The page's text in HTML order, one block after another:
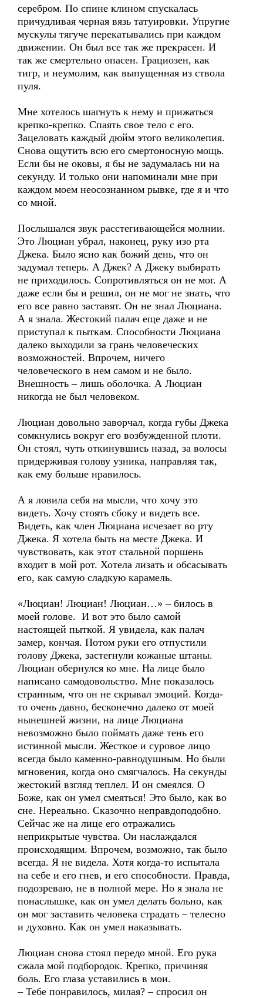
серебром. По спине клином спускалась
причудливая черная вязь татуировки. Упругие
мускулы тягуче перекатывались при каждом
движении. Он был все так же прекрасен. И
так же смертельно опасен. Грациозен, как
тигр, и неумолим, как выпущенная из ствола
пуля.
Мне хотелось шагнуть к нему и прижаться
крепко-крепко. Спаять свое тело с его.
Зацеловать каждый дюйм этого великолепия.
Снова ощутить всю его смертоносную мощь.
Если бы не оковы, я бы не задумалась ни на
секунду. И только они напоминали мне при
каждом моем неосознанном рывке, где я и что
со мной.
Послышался звук расстегивающейся молнии.
Это Люциан убрал, наконец, руку изо рта
Джека. Было ясно как божий день, что он
задумал теперь. А Джек? А Джеку выбирать
не приходилось. Сопротивляться он не мог. А
даже если бы и решил, он не мог не знать, что
его все равно заставят. Он не знал Люциана.
А я знала. Жестокий палач еще даже и не
приступал к пыткам. Способности Люциана
далеко выходили за грань человеческих
возможностей. Впрочем, ничего
человеческого в нем самом и не было.
Внешность – лишь оболочка. А Люциан
никогда не был человеком.
Люциан довольно заворчал, когда губы Джека
сомкнулись вокруг его возбужденной плоти.
Он стоял, чуть откинувшись назад, за волосы
придерживая голову узника, направляя так,
как ему больше нравилось.
А я ловила себя на мысли, что хочу это
видеть. Хочу стоять сбоку и видеть все.
Видеть, как член Люциана исчезает во рту
Джека. Я хотела быть на месте Джека. И
чувствовать, как этот стальной поршень
входит в мой рот. Хотела лизать и обсасывать
его, как самую сладкую карамель.
«Люциан! Люциан! Люциан…» – билось в
моей голове. И вот это было самой
настоящей пыткой. Я увидела, как палач
замер, кончая. Потом руки его отпустили
голову Джека, застегнули кожаные штаны.
Люциан обернулся ко мне. На лице было
написано самодовольство. Мне показалось
странным, что он не скрывал эмоций. Когда-
то очень давно, бесконечно далеко от моей
нынешней жизни, на лице Люциана
невозможно было поймать даже тень его
истинной мысли. Жесткое и суровое лицо
всегда было каменно-равнодушным. Но были
мгновения, когда оно смягчалось. На секунды
жестокий взгляд теплел. И он смеялся. О
Боже, как он умел смеяться! Это было, как во
сне. Нереально. Сказочно неправдоподобно.
Сейчас же на лице его отражались
неприкрытые чувства. Он наслаждался
происходящим. Впрочем, возможно, так было
всегда. Я не видела. Хотя когда-то испытала
на себе и его гнев, и его способности. Правда,
подозреваю, не в полной мере. Но я знала не
понаслышке, как он умел делать больно, как
он мог заставить человека страдать – телесно
и духовно. Как он умел наказывать.
Люциан снова стоял передо мной. Его рука
сжала мой подбородок. Крепко, причиняя
боль. Его глаза уставились в мои.
– Тебе понравилось, милая? – спросил он